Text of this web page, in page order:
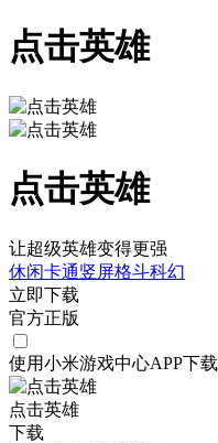
点击英雄
点击英雄
让超级英雄变得更强
休闲卡通竖屏格斗科幻
立即下载
官方正版
使用小米游戏中心APP下载
点击英雄
下载